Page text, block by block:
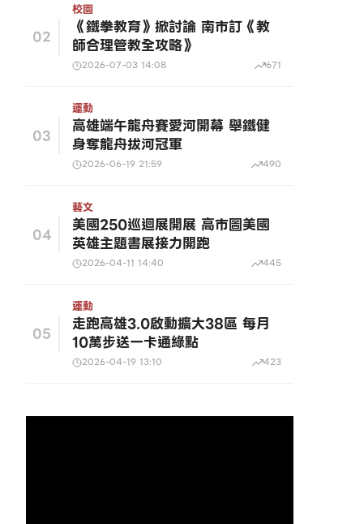
02
校園
《鐵拳教育》掀討論 南市訂《教
師合理管教全攻略》
2026-07-03 14:08 671
03
運動
高雄端午龍舟賽愛河開幕 舉鐵健
身奪龍舟拔河冠軍
2026-06-19 21:59 490
04
藝文
美國250巡迴展開展 高市圖美國
英雄主題書展接力開跑
2026-04-11 14:40 445
05
運動
走跑高雄3.0啟動擴大38區 每月
10萬步送一卡通綠點
2026-04-19 13:10 423